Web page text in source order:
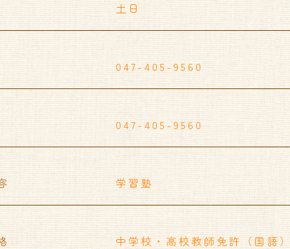
土日
047-405-9560
047-405-9560
学習塾
中学校・高校教師免許（国語）